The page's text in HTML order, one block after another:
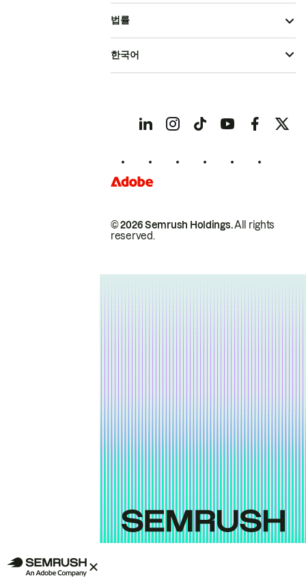
© 2026 Semrush Holdings.All rights
reserved.
법률
한국어